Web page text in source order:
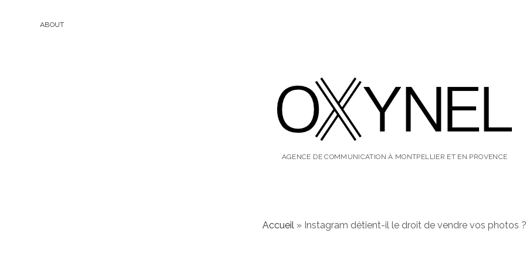
ABOUT
oxynel,
le
blog
AGENCE DE COMMUNICATION À MONTPELLIER ET EN PROVENCE
Accueil » Instagram détient-il le droit de vendre vos photos ?